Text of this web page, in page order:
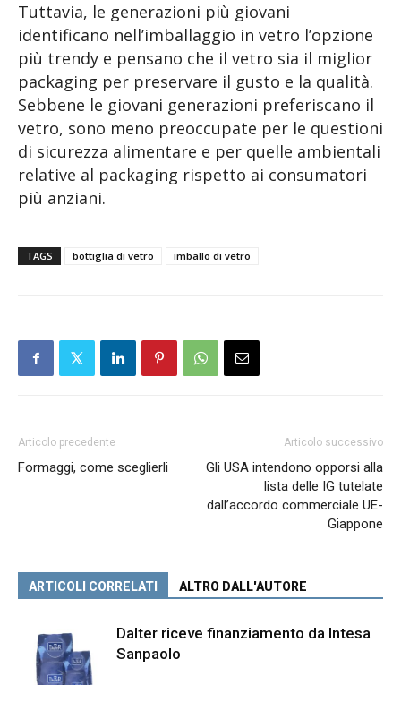
Tuttavia, le generazioni più giovani
identificano nell’imballaggio in vetro l’opzione
più trendy e pensano che il vetro sia il miglior
packaging per preservare il gusto e la qualità.
Sebbene le giovani generazioni preferiscano il
vetro, sono meno preoccupate per le questioni
di sicurezza alimentare e per quelle ambientali
relative al packaging rispetto ai consumatori
più anziani.
TAGS bottiglia di vetro imballo di vetro
Articolo precedente
Formaggi, come sceglierli
Articolo successivo
Gli USA intendono opporsi alla
lista delle IG tutelate
dall’accordo commerciale UE-
Giappone
ARTICOLI CORRELATI ALTRO DALL'AUTORE
Dalter riceve finanziamento da Intesa
Sanpaolo